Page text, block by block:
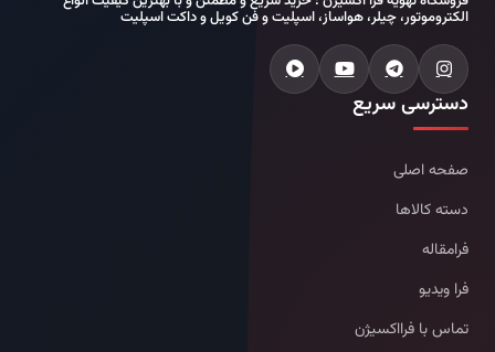
الکتروموتور، چیلر، هواساز، اسپلیت و فن کویل و داکت اسپلیت
دسترسی سریع
صفحه اصلی
دسته کالاها
فرامقاله
فرا ویدیو
تماس با فرااکسیژن